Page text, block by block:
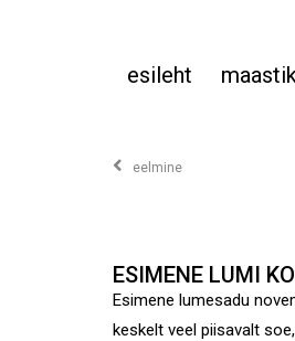
esileht
eelmine
ESIMENE LUMI
Esimene lumesadu
keskelt veel piisavalt